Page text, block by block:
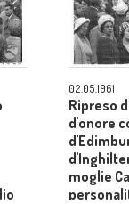
02.05.1961
Ripreso
d'onore
moglie